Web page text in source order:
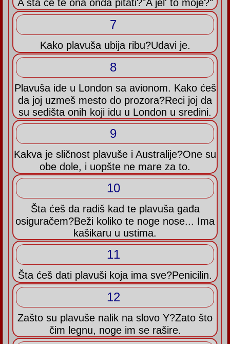
A šta će te ona onda pitati?"A jel' to moje?"
7
Kako plavuša ubija ribu?Udavi je.
8
Plavuša ide u London sa avionom. Kako ćeš
da joj uzmeš mesto do prozora?Reci joj da
su sedišta onih koji idu u London u sredini.
9
Kakva je sličnost plavuše i Australije?One su
obe dole, i uopšte ne mare za to.
10
Šta ćeš da radiš kad te plavuša gađa
osiguračem?Beži koliko te noge nose... Ima
kašikaru u ustima.
11
Šta ćeš dati plavuši koja ima sve?Penicilin.
12
Zašto su plavuše nalik na slovo Y?Zato što
čim legnu, noge im se rašire.